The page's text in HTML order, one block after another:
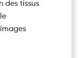
des tissus